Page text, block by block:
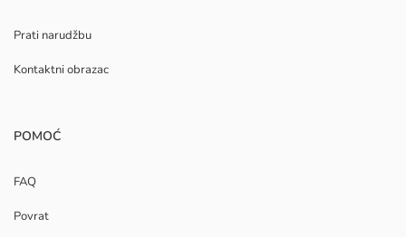
Prati narudžbu
Kontaktni obrazac
POMOĆ
FAQ
Povrat